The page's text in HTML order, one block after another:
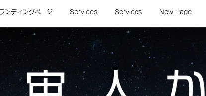
ンディングページ Services Services New Page